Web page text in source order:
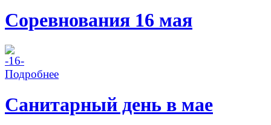
Соревнования 16 мая
Подробнее
Санитарный день в мае